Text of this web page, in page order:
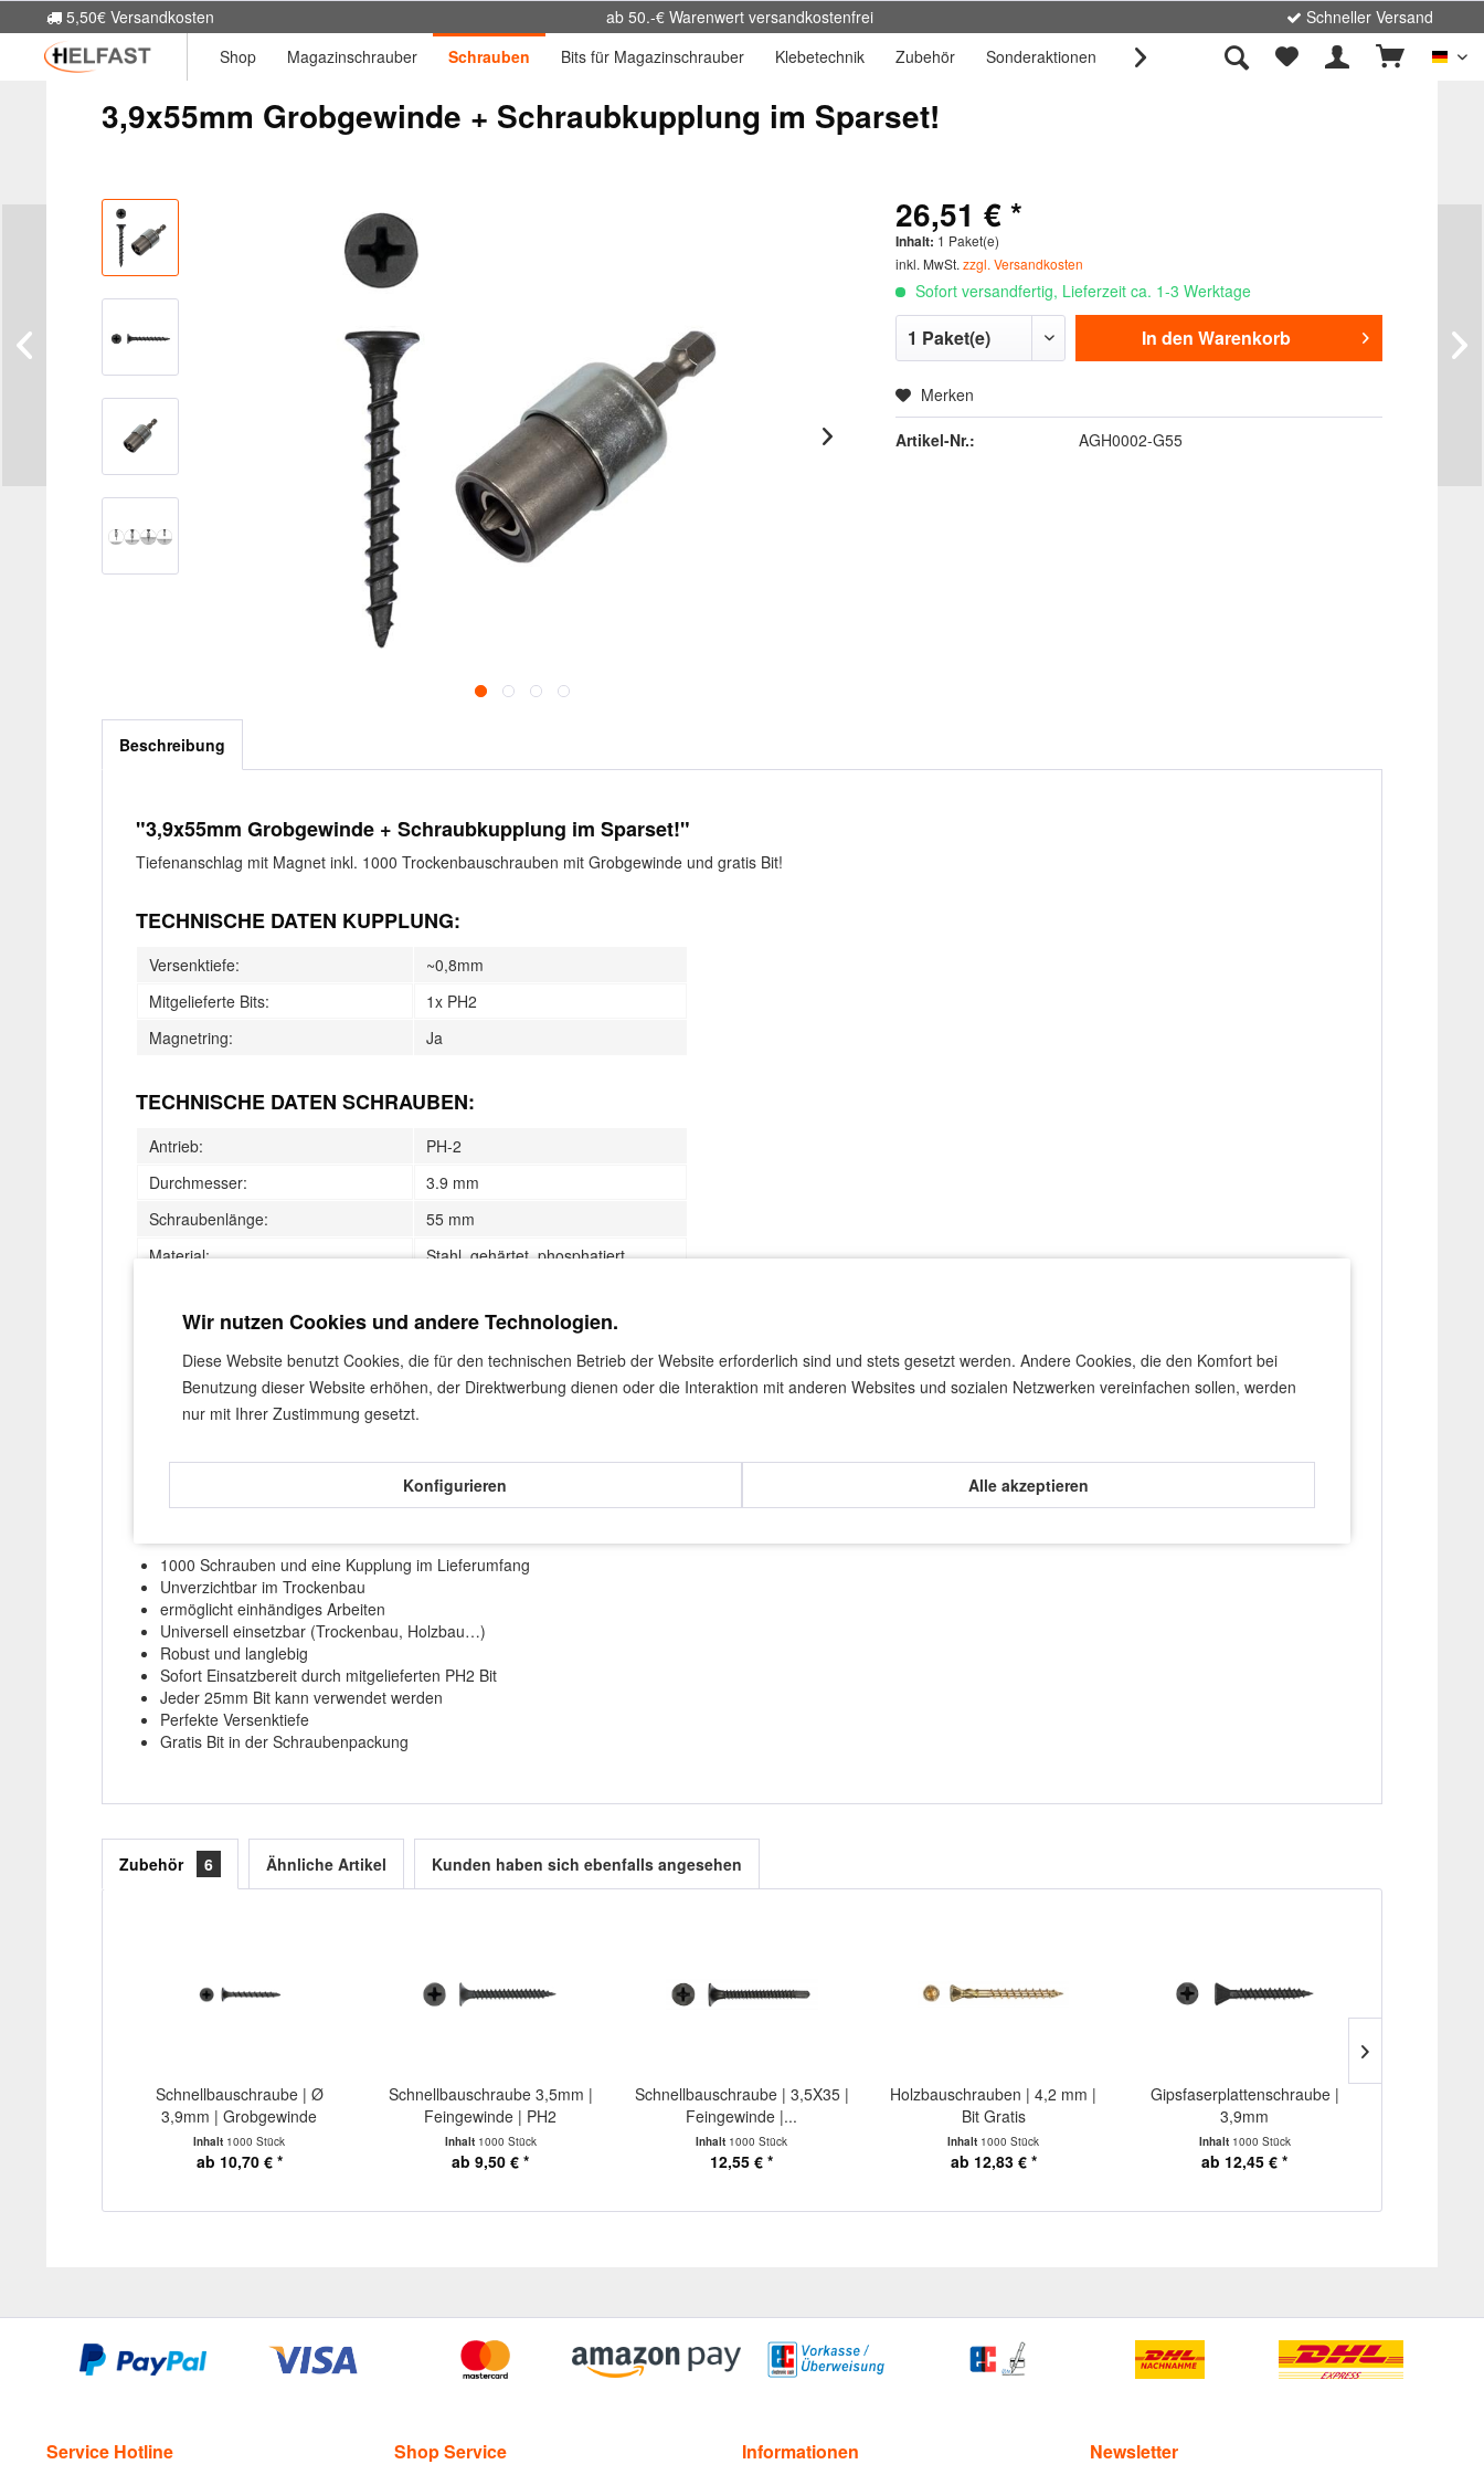
5,50€ Versandkosten ab 50.-€ Warenwert versandkostenfrei
Schneller Versand
Shop
Magazinschrauber Schrauben Bits für Magazinschrauber Klebetechnik Zubehör Sonderaktionen Unternehmen Kontakt

3,9x55mm Grobgewinde + Schraubkupplung im Sparset!
26,51 € *
Inhalt: 1 Paket(e)
inkl. MwSt.zzgl. Versandkosten
Sofort versandfertig, Lieferzeit ca. 1-3 Werktage
In den Warenkorb
Merken
Artikel-Nr.: AGH0002-G55
Beschreibung
"3,9x55mm Grobgewinde + Schraubkupplung im Sparset!"
Tiefenanschlag mit Magnet inkl. 1000 Trockenbauschrauben mit Grobgewinde und gratis Bit!
TECHNISCHE DATEN KUPPLUNG:
Versenktiefe:
~0,8mm
Mitgelieferte Bits:
1x PH2
Magnetring:
Ja
TECHNISCHE DATEN SCHRAUBEN:
Antrieb:
PH-2
Durchmesser:
3.9 mm
Schraubenlänge:
55 mm
Material:
Stahl, gehärtet, phosphatiert
ANWENDUNG:
Einfach den SD-2 in eine normale Bohrmaschine oder Akkuschrauber einspannen und das perfekte Verarbeiten von Gipskarton oder anderen Materialen kann beginnen.
den Bit aus, auch wenn der Akkuschrauber noch weiterdreht.
1000 Schrauben und eine Kupplung im Lieferumfang
Unverzichtbar im Trockenbau
ermöglicht einhändiges Arbeiten
Universell einsetzbar (Trockenbau, Holzbau…)
Robust und langlebig
Sofort Einsatzbereit durch mitgelieferten PH2 Bit
Jeder 25mm Bit kann verwendet werden
Perfekte Versenktiefe
Gratis Bit in der Schraubenpackung
Zubehör 6 Ähnliche Artikel Kunden haben sich ebenfalls angesehen
Schnellbauschraube | Ø
3,9mm | Grobgewinde
Inhalt 1000 Stück
ab 10,70 € *
Schnellbauschraube 3,5mm |
Feingewinde | PH2
Inhalt 1000 Stück
ab 9,50 € *
Schnellbauschraube | 3,5X35 |
Feingewinde |...
Inhalt 1000 Stück
12,55 € *
Holzbauschrauben | 4,2 mm |
Bit Gratis
Inhalt 1000 Stück
ab 12,83 € *
Gipsfaserplattenschraube |
3,9mm
Inhalt 1000 Stück
ab 12,45 € *
Service Hotline Shop Service Informationen Newsletter
Wir nutzen Cookies und andere Technologien.
Diese Website benutzt Cookies, die für den technischen Betrieb der Website erforderlich sind und stets gesetzt werden. Andere Cookies, die den Komfort bei
Benutzung dieser Website erhöhen, der Direktwerbung dienen oder die Interaktion mit anderen Websites und sozialen Netzwerken vereinfachen sollen, werden
nur mit Ihrer Zustimmung gesetzt.
Alle akzeptieren
Konfigurieren